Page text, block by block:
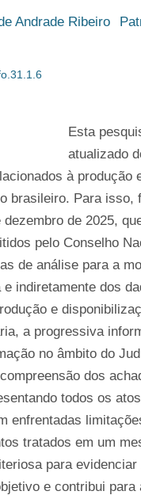
Andrade Ribeiro
Esta
atualizado
à produção
brasileiro. Para isso,
dezembro de 2025,
pelo Conselho
de análise para a
indiretamente dos
e
a progressiva
no âmbito do
dos
todos os
enfrentadas
tratados em um
para
e contribui